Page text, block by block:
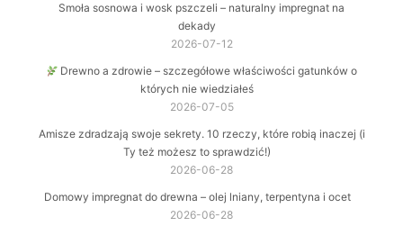
Smoła sosnowa i wosk pszczeli – naturalny impregnat na
dekady
2026-07-12
Drewno a zdrowie – szczegółowe właściwości gatunków o
których nie wiedziałeś
2026-07-05
Amisze zdradzają swoje sekrety. 10 rzeczy, które robią inaczej (i
Ty też możesz to sprawdzić!)
2026-06-28
Domowy impregnat do drewna – olej lniany, terpentyna i ocet
2026-06-28